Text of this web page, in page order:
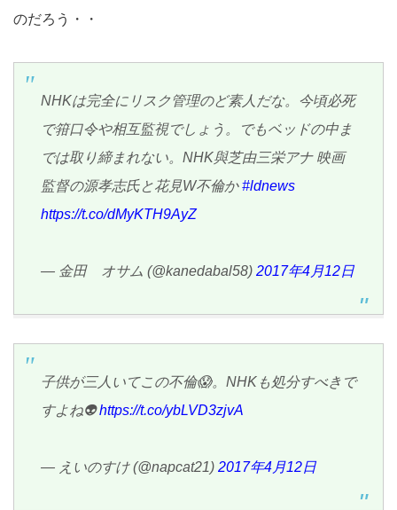
のだろう・・
NHKは完全にリスク管理のど素人だな。今頃必死
で箝口令や相互監視でしょう。でもベッドの中ま
では取り締まれない。NHK與芝由三栄アナ 映画
監督の源孝志氏と花見W不倫か#ldnews
https://t.co/dMyKTH9AyZ
— 金田 オサム (@kanedabal58) 2017年4月12日
子供が三人いてこの不倫😱。NHKも処分すべきで
すよね👽https://t.co/ybLVD3zjvA
— えいのすけ (@napcat21) 2017年4月12日